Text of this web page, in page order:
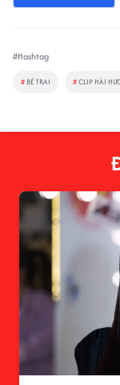
#Hashtag
# BÉ TRAI #CLIP HÀI